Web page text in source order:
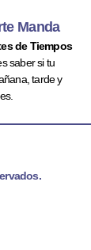
Manda
de Tiempos
saber si tu
tarde y